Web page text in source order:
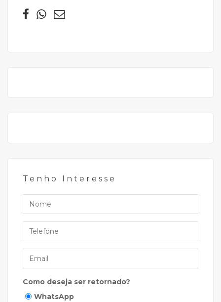
Tenho Interesse
Nome
Telefone
Email
Como deseja ser retornado?
WhatsApp